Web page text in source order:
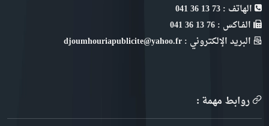
الهاتف : 73 13 36 041
الفـاكس : 76 13 36 041
البريد الإلكتروني : djoumhouriapublicite@yahoo.fr
روابط مهمة :